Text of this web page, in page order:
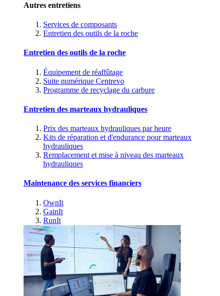
Autres entretiens
Services de composants
Entretien des outils de la roche
Entretien des outils de la roche
Équipement de réaffûtage
Suite numérique Centrevo
Programme de recyclage du carbure
Entretien des marteaux hydrauliques
Prix des marteaux hydrauliques par heure
Kits de réparation et d'endurance pour marteaux
hydrauliques
Remplacement et mise à niveau des marteaux
hydrauliques
Maintenance des services financiers
OwnIt
GainIt
RunIt